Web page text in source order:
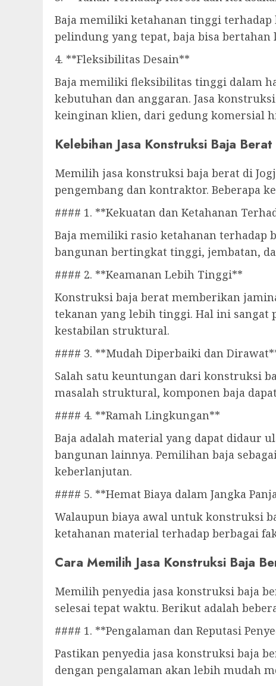
Baja memiliki ketahanan tinggi
pelindung yang tepat, baja bisa
4. **Fleksibilitas Desain**
Baja memiliki fleksibilitas tinggi dalam
kebutuhan dan anggaran. Jasa
keinginan klien, dari gedung komersial
Kelebihan Jasa Konstruksi Baja Berat
Memilih jasa konstruksi baja berat di
pengembang dan kontraktor. Beberapa
#### 1. **Kekuatan dan Ketahanan
Baja memiliki rasio ketahanan terhadap
bangunan bertingkat tinggi, jembatan,
#### 2. **Keamanan Lebih Tinggi**
Konstruksi baja berat memberikan
tekanan yang lebih tinggi. Hal ini
kestabilan struktural.
#### 3. **Mudah Diperbaiki dan
Salah satu keuntungan dari konstruksi
masalah struktural, komponen baja
#### 4. **Ramah Lingkungan**
Baja adalah material yang dapat didaur
bangunan lainnya. Pemilihan baja
keberlanjutan.
#### 5. **Hemat Biaya dalam Jangka
Walaupun biaya awal untuk konstruksi
ketahanan material terhadap berbagai
Cara Memilih Jasa Konstruksi Baja
Memilih penyedia jasa konstruksi baja
selesai tepat waktu. Berikut adalah
#### 1. **Pengalaman dan Reputasi
Pastikan penyedia jasa konstruksi baja
dengan pengalaman akan lebih mudah